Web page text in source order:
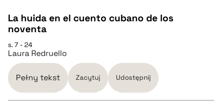
La huida en el cuento cubano de los
noventa
s. 7 - 24
Laura Redruello
Pełny tekst Zacytuj Udostępnij